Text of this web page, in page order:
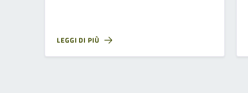
LEGGI DI PIÙ